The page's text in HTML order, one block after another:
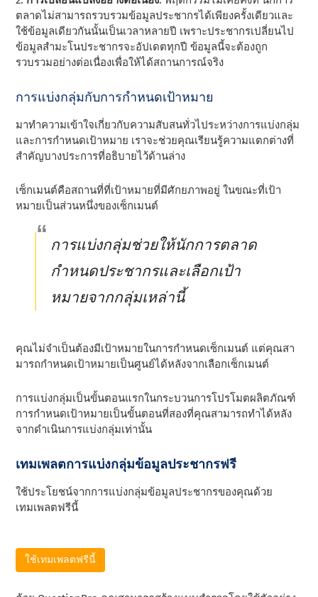
ตลาดไม่สามารถรวบรวมข้อมูลประชากรได้เพียงครั้งเดียวและ
ใช้ข้อมูลเดียวกันนั้นเป็นเวลาหลายปี เพราะประชากรเปลี่ยนไป
ข้อมูลสํามะโนประชากรจะอัปเดตทุกปี ข้อมูลนี้จะต้องถูก
รวบรวมอย่างต่อเนื่องเพื่อให้ได้สถานการณ์จริง
การแบ่งกลุ่มกับการกําหนดเป้าหมาย
มาทําความเข้าใจเกี่ยวกับความสับสนทั่วไประหว่างการแบ่งกลุ่ม
และการกําหนดเป้าหมาย เราจะช่วยคุณเรียนรู้ความแตกต่างที่
สําคัญบางประการที่อธิบายไว้ด้านล่าง
เซ็กเมนต์คือสถานที่ที่เป้าหมายที่มีศักยภาพอยู่ ในขณะที่เป้า
หมายเป็นส่วนหนึ่งของเซ็กเมนต์
การแบ่งกลุ่มช่วยให้นักการตลาด
กําหนดประชากรและเลือกเป้า
หมายจากกลุ่มเหล่านี้
คุณไม่จําเป็นต้องมีเป้าหมายในการกําหนดเซ็กเมนต์ แต่คุณสา
มารถกําหนดเป้าหมายเป็นศูนย์ได้หลังจากเลือกเซ็กเมนต์
การแบ่งกลุ่มเป็นขั้นตอนแรกในกระบวนการโปรโมตผลิตภัณฑ์
การกําหนดเป้าหมายเป็นขั้นตอนที่สองที่คุณสามารถทําได้หลัง
จากดําเนินการแบ่งกลุ่มเท่านั้น
เทมเพลตการแบ่งกลุ่มข้อมูลประชากรฟรี
ใช้ประโยชน์จากการแบ่งกลุ่มข้อมูลประชากรของคุณด้วย
เทมเพลตฟรีนี้
ใช้เทมเพลตฟรีนี้